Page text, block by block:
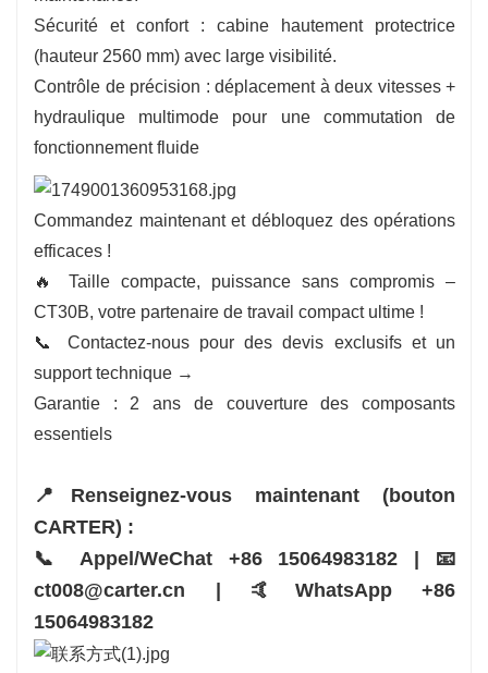
Sécurité et confort : cabine hautement protectrice
(hauteur 2560 mm) avec large visibilité.
Contrôle de précision : déplacement à deux vitesses +
hydraulique multimode pour une commutation de
fonctionnement fluide
Commandez maintenant et débloquez des opérations
efficaces !
🔥 Taille compacte, puissance sans compromis –
CT30B, votre partenaire de travail compact ultime !
📞 Contactez-nous pour des devis exclusifs et un
support technique →
Garantie : 2 ans de couverture des composants
essentiels
📍Renseignez-vous maintenant (bouton
CARTER) :
📞 Appel/WeChat +86 15064983182 | 📧
ct008@carter.cn | 🤙WhatsApp +86
15064983182